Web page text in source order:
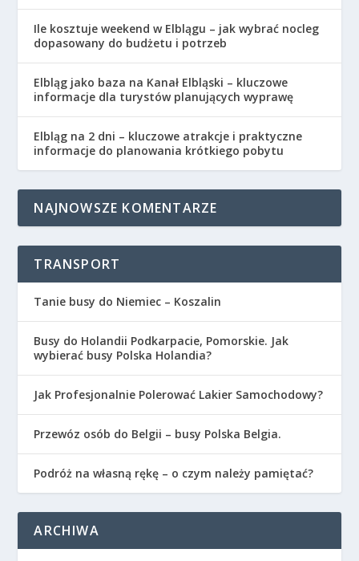
Ile kosztuje weekend w Elblągu – jak wybrać nocleg
dopasowany do budżetu i potrzeb
Elbląg jako baza na Kanał Elbląski – kluczowe
informacje dla turystów planujących wyprawę
Elbląg na 2 dni – kluczowe atrakcje i praktyczne
informacje do planowania krótkiego pobytu
NAJNOWSZE KOMENTARZE
TRANSPORT
Tanie busy do Niemiec – Koszalin
Busy do Holandii Podkarpacie, Pomorskie. Jak
wybierać busy Polska Holandia?
Jak Profesjonalnie Polerować Lakier Samochodowy?
Przewóz osób do Belgii – busy Polska Belgia.
Podróż na własną rękę – o czym należy pamiętać?
ARCHIWA